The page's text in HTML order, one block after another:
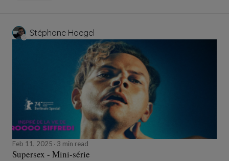
Stéphane Hoegel
Feb 11, 2025 3 min read
Supersex - Mini-série